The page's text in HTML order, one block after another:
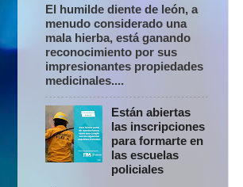
El humilde diente de león, a
menudo considerado una
mala hierba, está ganando
reconocimiento por sus
impresionantes propiedades
medicinales....
Están abiertas
las inscripciones
para formarte en
las escuelas
policiales